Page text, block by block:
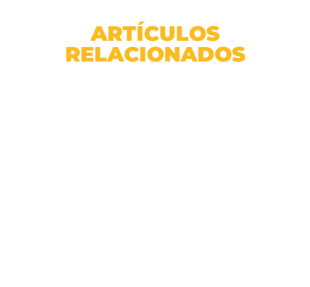
ARTÍCULOS
RELACIONADOS